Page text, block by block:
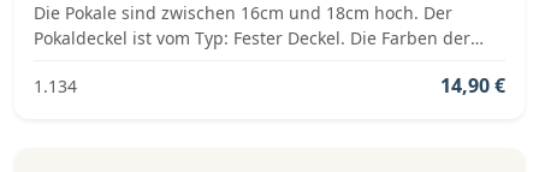
Die Pokale sind zwischen 16cm und 18cm hoch. Der
Pokaldeckel ist vom Typ: Fester Deckel. Die Farben der
1.134
14,90 €